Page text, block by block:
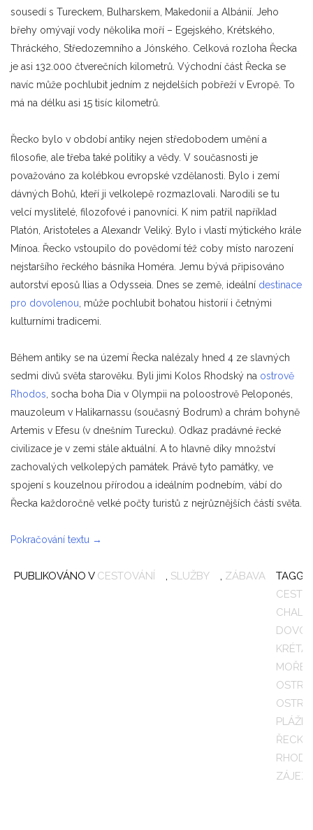
sousedí s Tureckem, Bulharskem, Makedonií a Albánií. Jeho
břehy omývají vody několika moří – Egejského, Krétského,
Thráckého, Středozemního a Jónského. Celková rozloha Řecka
je asi 132.000 čtverečních kilometrů. Východní část Řecka se
navíc může pochlubit jedním z nejdelších pobřeží v Evropě. To
má na délku asi 15 tisíc kilometrů.
Řecko bylo v období antiky nejen středobodem umění a
filosofie, ale třeba také politiky a vědy. V současnosti je
považováno za kolébkou evropské vzdělanosti. Bylo i zemí
dávných Bohů, kteří ji velkolepě rozmazlovali. Narodili se tu
velcí myslitelé, filozofové i panovníci. K nim patřil například
Platón, Aristoteles a Alexandr Veliký. Bylo i vlastí mýtického krále
Mínoa. Řecko vstoupilo do povědomí též coby místo narození
nejstaršího řeckého básníka Homéra. Jemu bývá připisováno
autorství eposů Ilias a Odysseia. Dnes se země, ideální destinace
pro dovolenou , může pochlubit bohatou historií i četnými
kulturními tradicemi.
Během antiky se na území Řecka nalézaly hned 4 ze slavných
sedmi divů světa starověku. Byli jimi Kolos Rhodský na ostrově
Rhodos , socha boha Dia v Olympii na poloostrově Peloponés,
mauzoleum v Halikarnassu (současný Bodrum) a chrám bohyně
Artemis v Efesu (v dnešním Turecku). Odkaz pradávné řecké
civilizace je v zemi stále aktuální. A to hlavně díky množství
zachovalých velkolepých památek. Právě tyto památky, ve
spojení s kouzelnou přírodou a ideálním podnebím, vábí do
Řecka každoročně velké počty turistů z nejrůznějších částí světa.
Pokračování textu „Proč
Řecka?“
→
PUBLIKOVÁNO V CESTOVÁNÍ , SLUŽBY , ZÁBAVA
KRÉTA
MOŘE
PLÁŽE
ŘECKO